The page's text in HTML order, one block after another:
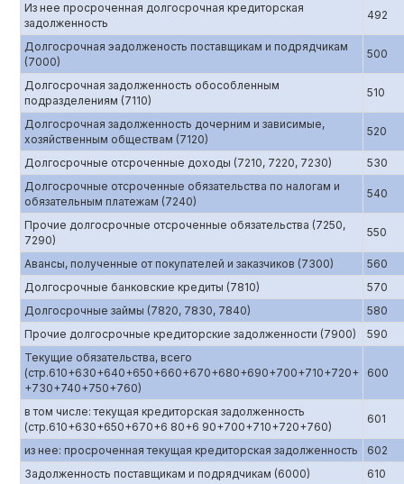
Из нее просроченная долгосрочная кредиторская
задолженность
492
Долгосрочная эадолженость поставщикам и подрядчикам
(7000)
500
Долгосрочная задолженность обособленным
подразделениям (7110)
510
Долгосрочная задолженность дочерним и зависимые,
хозяйственным обществам (7120)
520
Долгосрочные отсроченные доходы (7210, 7220, 7230)
530
Долгосрочные отсроченные обязательства по налогам и
обязательным платежам (7240)
540
Прочие долгосрочные отсроченные обязательства (7250,
7290)
550
Авансы, полученные от покупателей и заказчиков (7300)
560
Долгосрочные банковские кредиты (7810)
570
Долгосрочные займы (7820, 7830, 7840)
580
Прочие долгосрочные кредиторские задолженности (7900)
590
Текущие обязательства, всего
(стр.610+630+640+650+660+670+680+690+700+710+720+
+730+740+750+760)
600
в том числе: текущая кредиторская задолженность
(стр.610+630+650+670+6 80+6 90+700+710+720+760)
601
из нее: просроченная текущая кредиторская задолженность
602
Задолженность поставщикам и подрядчикам (6000)
610